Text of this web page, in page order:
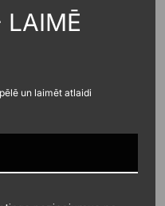
tirdzniecības
LAIMĒ
un laimēt atlaidi